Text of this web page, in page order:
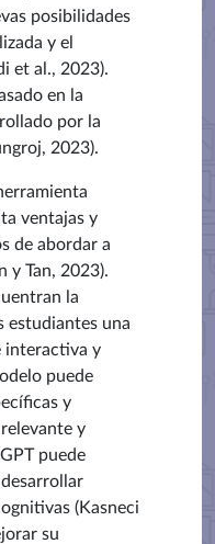
posibilidades
y el
et al., 2023).
en la
por la
2023).
ventajas y
de abordar a
y Tan, 2023).
la
estudiantes una
interactiva y
puede
y
y
puede
(Kasneci
su